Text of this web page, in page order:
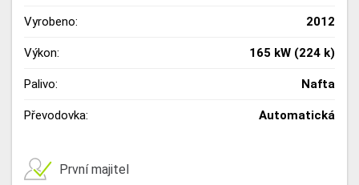
Vyrobeno: 2012
Výkon: 165 kW (224 k)
Palivo: Nafta
Převodovka: Automatická
První majitel